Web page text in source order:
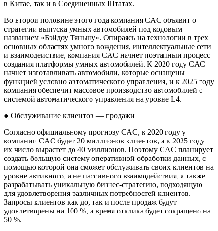
в Китае, так и в Соединенных Штатах.
Во второй половине этого года компания CAC объявит о
стратегии выпуска умных автомобилей под кодовым
названием «Бэйдоу Тяньшу». Опираясь на технологии в трех
основных областях умного вождения, интеллектуальные сети
и взаимодействие, компания CAC начнет поэтапный процесс
создания платформы умных автомобилей. К 2020 году CAC
начнет изготавливать автомобили, которые оснащены
функцией условно автоматического управления, и к 2025 году
компания обеспечит массовое производство автомобилей с
системой автоматического управления на уровне L4.
● Обслуживание клиентов — продажи
Согласно официальному прогнозу CAC, к 2020 году у
компании CAC будет 20 миллионов клиентов, а к 2025 году
их число вырастет до 40 миллионов. Поэтому CAC планирует
создать большую систему оперативной обработки данных, с
помощью которой она сможет обслуживать своих клиентов на
уровне активного, а не пассивного взаимодействия, а также
разрабатывать уникальную бизнес-стратегию, подходящую
для удовлетворения различных потребностей клиентов.
Запросы клиентов как до, так и после продаж будут
удовлетворены на 100 %, а время отклика будет сокращено на
50 %.